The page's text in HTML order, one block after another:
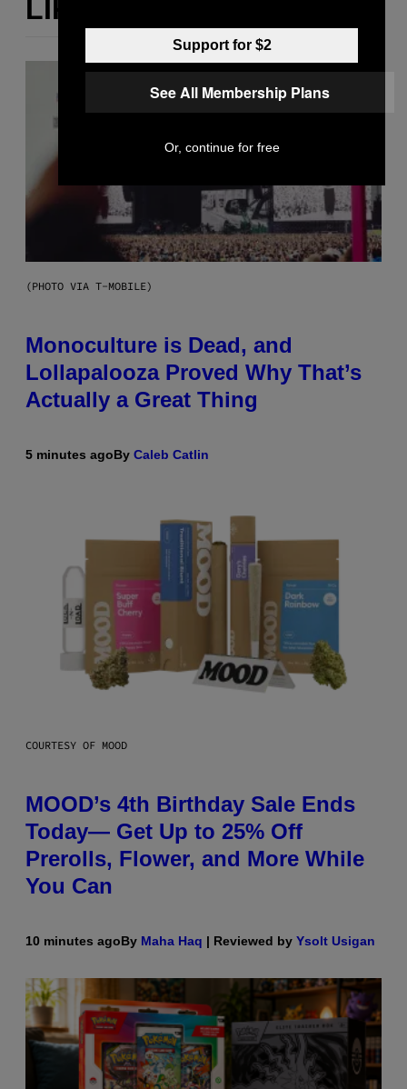
LIKE THIS
(PHOTO VIA T-MOBILE)
Monoculture is Dead, and
Lollapalooza Proved Why That’s
Actually a Great Thing
5 minutes agoBy Caleb Catlin
COURTESY OF MOOD
MOOD’s 4th Birthday Sale Ends
Today— Get Up to 25% Off
Prerolls, Flower, and More While
You Can
10 minutes agoBy Maha Haq | Reviewed by Ysolt Usigan
Support for $2
See All Membership Plans
Or, continue for free